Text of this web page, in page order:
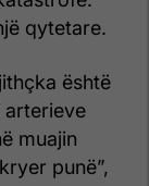
qytetare.
është
arterieve
muajin
punë”,